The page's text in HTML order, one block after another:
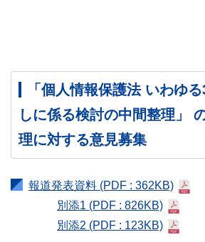
「個人情報保護法 いわゆ
しに係る検討の中間整理」
理に対する意見募集
報道発表資料 (PDF : 362KB)
別添1 (PDF : 826KB)
別添2 (PDF : 123KB)